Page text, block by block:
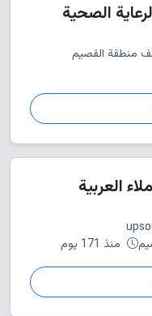
الصحية
القصيم
العربية
منذ 171 يوم